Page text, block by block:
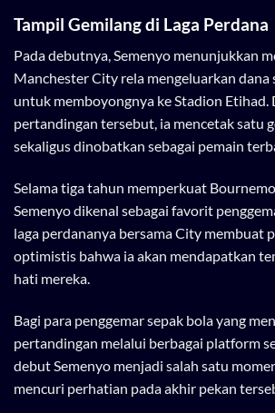
Tampil Gemilang di Laga Perdana
Pada debutnya, Semenyo menunjukkan
Manchester City rela mengeluarkan dana
untuk memboyongnya ke Stadion Etihad.
pertandingan tersebut, ia mencetak satu
sekaligus dinobatkan sebagai pemain
Selama tiga tahun memperkuat
Semenyo dikenal sebagai favorit
laga perdananya bersama City membuat
optimistis bahwa ia akan mendapatkan
hati mereka.
Bagi para penggemar sepak bola yang
pertandingan melalui berbagai platform
debut Semenyo menjadi salah satu
mencuri perhatian pada akhir pekan